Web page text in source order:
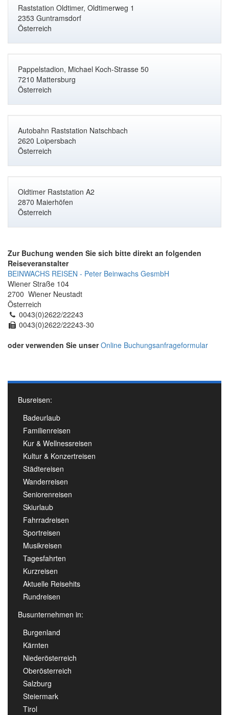
Raststation Oldtimer, Oldtimerweg 1
2353 Guntramsdorf
Österreich
Pappelstadion, Michael Koch-Strasse 50
7210 Mattersburg
Österreich
Autobahn Raststation Natschbach
2620 Loipersbach
Österreich
Oldtimer Raststation A2
2870 Maierhöfen
Österreich
Zur Buchung wenden Sie sich bitte direkt an folgenden
Reiseveranstalter
BEINWACHS REISEN - Peter Beinwachs GesmbH
Wiener Straße 104
2700 Wiener Neustadt
Österreich
0043(0)2622/22243
0043(0)2622/22243-30
oder verwenden Sie unser Online Buchungsanfrageformular
Busreisen:
Badeurlaub
Familienreisen
Kur & Wellnessreisen
Kultur & Konzertreisen
Städtereisen
Wanderreisen
Seniorenreisen
Skiurlaub
Fahrradreisen
Sportreisen
Musikreisen
Tagesfahrten
Kurzreisen
Aktuelle Reisehits
Rundreisen
Busunternehmen in:
Burgenland
Kärnten
Niederösterreich
Oberösterreich
Salzburg
Steiermark
Tirol